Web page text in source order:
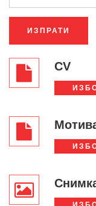
ИЗПРАТИ
CV